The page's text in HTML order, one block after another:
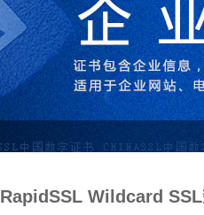
Wildcard